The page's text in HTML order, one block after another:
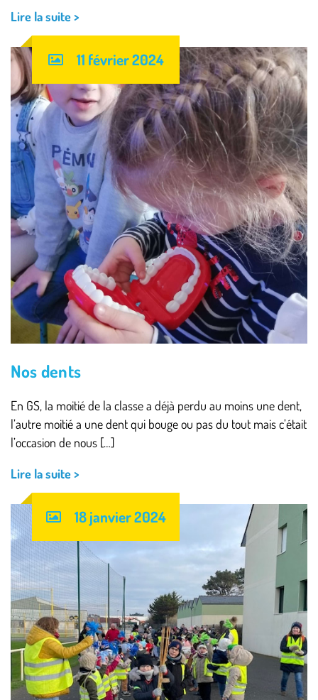
Lire la suite >
11 février 2024
Nos dents
En GS, la moitié de la classe a déjà perdu au moins une dent,
l’autre moitié a une dent qui bouge ou pas du tout mais c’était
l’occasion de nous […]
Lire la suite >
18 janvier 2024